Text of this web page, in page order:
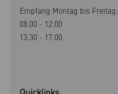
Empfang Montag bis Freitag:
08.00 - 12.00
13.30 - 17.00